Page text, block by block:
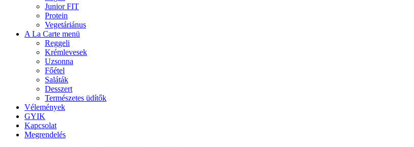
Junior FIT
Protein
Vegetáriánus
A La Carte menü
Reggeli
Krémlevesek
Uzsonna
Főétel
Saláták
Desszert
Természetes üdítők
Vélemények
GYIK
Kapcsolat
Megrendelés